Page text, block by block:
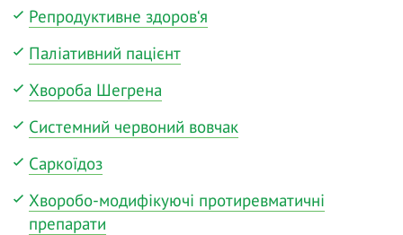
Репродуктивне здоров‘я
Паліативний пацієнт
Хвороба Шегрена
Системний червоний вовчак
Саркоїдоз
Хворобо-модифікуючі протиревматичні
препарати